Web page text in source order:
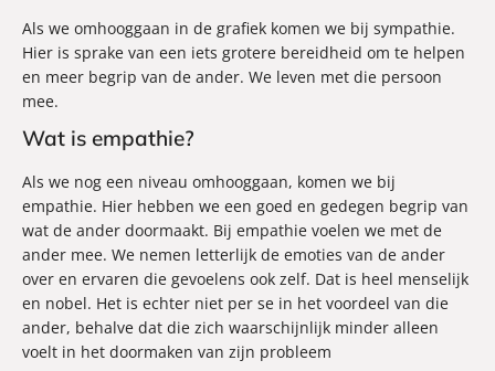
Als we omhooggaan in de grafiek komen we bij sympathie.
Hier is sprake van een iets grotere bereidheid om te helpen
en meer begrip van de ander. We leven met die persoon
mee.
Wat is empathie?
Als we nog een niveau omhooggaan, komen we bij
empathie. Hier hebben we een goed en gedegen begrip van
wat de ander doormaakt. Bij empathie voelen we met de
ander mee. We nemen letterlijk de emoties van de ander
over en ervaren die gevoelens ook zelf. Dat is heel menselijk
en nobel. Het is echter niet per se in het voordeel van die
ander, behalve dat die zich waarschijnlijk minder alleen
voelt in het doormaken van zijn probleem